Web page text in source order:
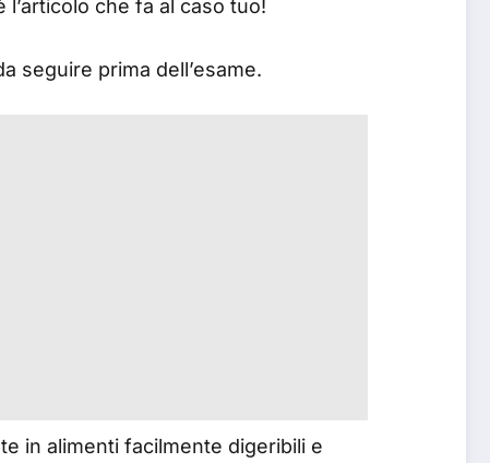
l’articolo che fa al caso tuo!
seguire prima dell’esame.
in alimenti facilmente digeribili e